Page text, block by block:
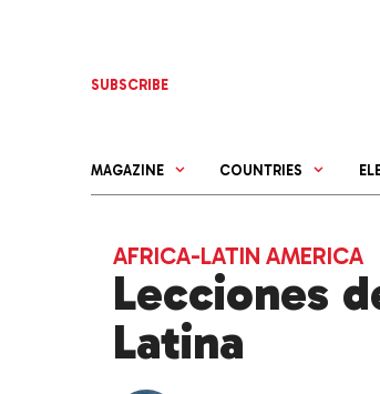
SUBSCRIBE
MAGAZINE COUNTRIES
AFRICA-LATIN AMERICA
Lecciones
Latina